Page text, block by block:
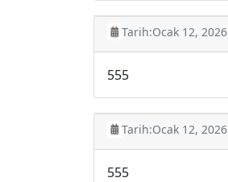
Tarih:Ocak 12, 2026
555
Tarih:Ocak 12, 2026
555